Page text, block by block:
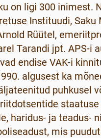
on ligi 300 inimest.
Instituudi,
Rüütel,
Tarandi jpt. APS-
endise VAK-i
algusest ka
puhkusel
haridus- ja teadus-
mis